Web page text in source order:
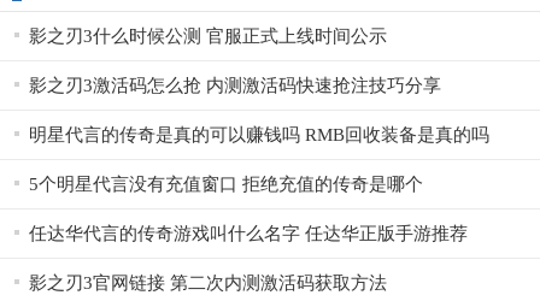
影之刃3什么时候公测 官服正式上线时间公示
影之刃3激活码怎么抢 内测激活码快速抢注技巧分享
明星代言的传奇是真的可以赚钱吗 RMB回收装备是真的吗
5个明星代言没有充值窗口 拒绝充值的传奇是哪个
任达华代言的传奇游戏叫什么名字 任达华正版手游推荐
影之刃3官网链接 第二次内测激活码获取方法